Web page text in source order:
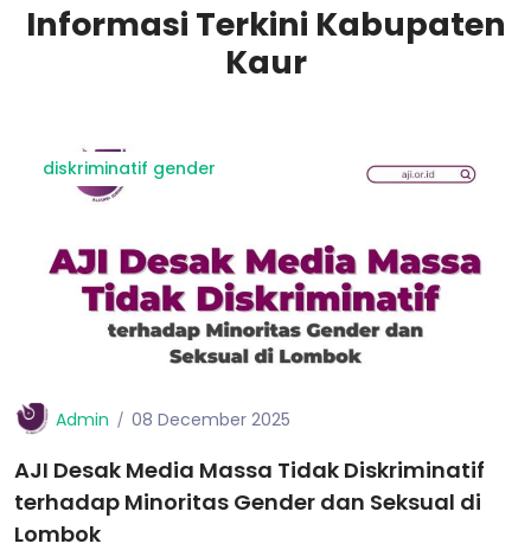
Informasi Terkini Kabupaten
Kaur
diskriminatif gender
Admin 08 December 2025
AJI Desak Media Massa Tidak Diskriminatif
terhadap Minoritas Gender dan Seksual di
Lombok